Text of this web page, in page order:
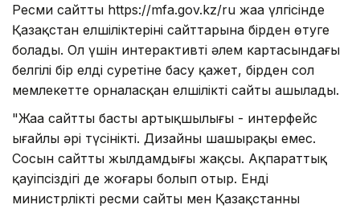
Ресми сайттың https://mfa.gov.kz/ru жаңа үлгісінде
Қазақстан елшіліктерінің сайттарына бірден өтуге
болады. Ол үшін интерактивті әлем картасындағы
белгілі бір елдің суретіне басу қажет, бірден сол
мемлекетте орналасқан елшіліктің сайты ашылады.
"Жаңа сайттың басты артықшылығы - интерфейс
ыңғайлы әрі түсінікті. Дизайны шашыраңқы емес.
Сосын сайттың жылдамдығы жақсы. Ақпараттық
қауіпсіздігі де жоғары болып отыр. Енді
министрліктің ресми сайты мен Қазақстанның